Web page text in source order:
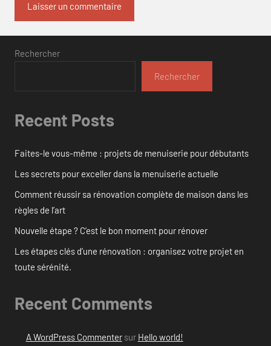
Rechercher
Rechercher
Recent Posts
Faites-le vous-même : projets de menuiserie pour débutants
Les secrets pour exceller dans la menuiserie actuelle
Comment réussir sa rénovation complète de maison dans les
règles de l’art
Nouvelle étape ? C’est le bon moment pour rénover
Les étapes clés d’une rénovation : organisez votre projet en
toute sérénité.
Recent Comments
A WordPress Commentersur Hello world!